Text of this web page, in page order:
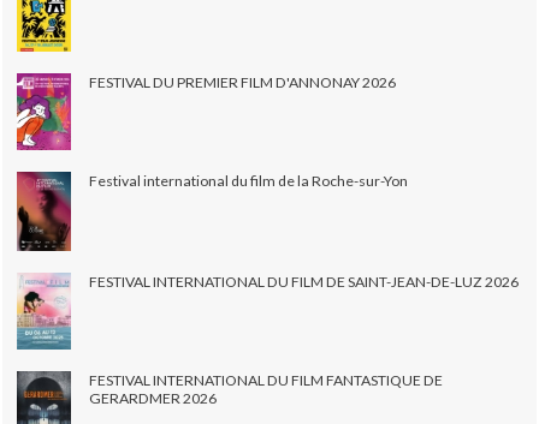
FESTIVAL DU PREMIER FILM D'ANNONAY 2026
Festival international du film de la Roche-sur-Yon
FESTIVAL INTERNATIONAL DU FILM DE SAINT-JEAN-DE-LUZ 2026
FESTIVAL INTERNATIONAL DU FILM FANTASTIQUE DE
GERARDMER 2026